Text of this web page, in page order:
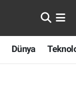
Dünya